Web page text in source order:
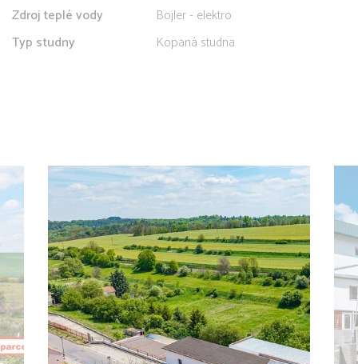
Zdroj teplé vody
Bojler - elektro
Typ studny
Kopaná studna